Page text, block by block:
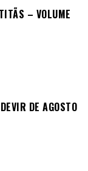
– VOLUME
DE AGOSTO